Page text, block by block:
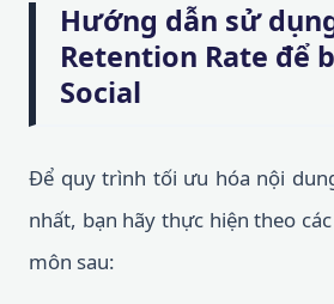
Hướng dẫn sử
Retention Rate để
Social
Để quy trình tối ưu hóa nội
nhất, bạn hãy thực hiện theo
môn sau: